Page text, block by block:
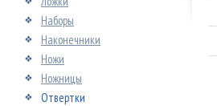
Наборы
Наконечники
Ножи
Ножницы
Отвертки